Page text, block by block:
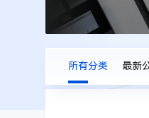
所有分类 最新